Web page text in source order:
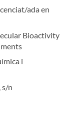
ada en
Bioactivity
i
s/n